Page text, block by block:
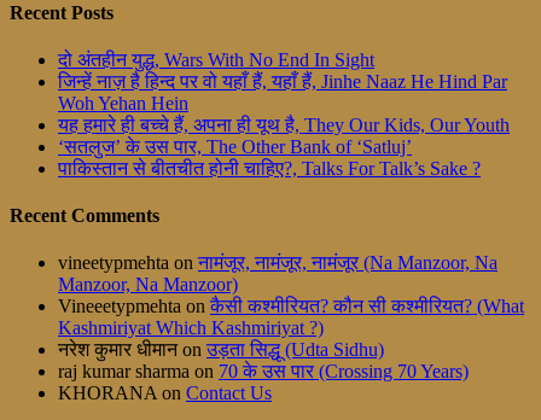
Recent Posts
दो अंतहीन युद्ध, Wars With No End In Sight
जिन्हें नाज़ है हिन्द पर वो यहाँ हैं, यहाँ हैं, Jinhe Naaz He Hind Par
Woh Yehan Hein
यह हमारे ही बच्चे हैं, अपना ही यूथ है, They Our Kids, Our Youth
‘सतलुज’ के उस पार, The Other Bank of ‘Satluj’
पाकिस्तान से बीतचीत होनी चाहिए?, Talks For Talk’s Sake ?
Recent Comments
vineetypmehta on नामंजूर, नामंजूर, नामंजूर (Na Manzoor, Na
Manzoor, Na Manzoor)
Vineeetypmehta on कैसी कश्मीरियत? कौन सी कश्मीरियत? (What
Kashmiriyat Which Kashmiriyat ?)
नरेश कुमार धीमानon उड़ता सिद्धू (Udta Sidhu)
raj kumar sharma on 70 के उस पार (Crossing 70 Years)
KHORANAon Contact Us